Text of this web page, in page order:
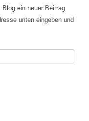
ein neuer Beitrag
unten eingeben und